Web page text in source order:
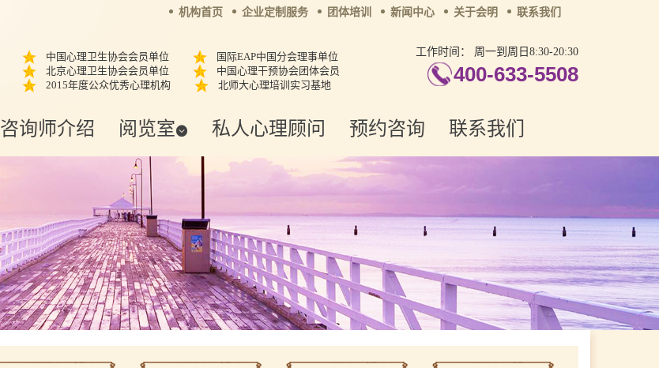
机构首页 企业定制服务 团体培训 新闻中心 关于会明 联系我们
中国心理卫生协会会员单位
国际EAP中国分会理事单位
北京心理卫生协会会员单位
中国心理干预协会团体会员
2015年度公众优秀心理机构
北师大心理培训实习基地
工作时间： 周一到周日8:30-20:30
400-633-5508
咨询师介绍 阅览室 私人心理顾问 预约咨询 联系我们